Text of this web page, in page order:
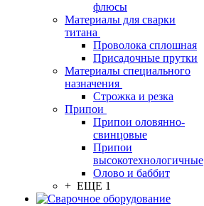
флюсы
Материалы для сварки
титана
Проволока сплошная
Присадочные прутки
Материалы специального
назначения
Строжка и резка
Припои
Припои оловянно-
свинцовые
Припои
высокотехнологичные
Олово и баббит
+ ЕЩЕ 1